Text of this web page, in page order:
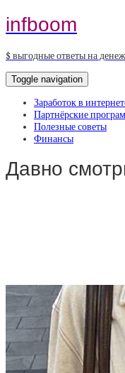
infboom
$ выгодные ответы на
Toggle navigation
Заработок в
Партнёрские
Полезные советы
Финансы
Давно